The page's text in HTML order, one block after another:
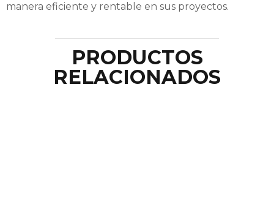
manera eficiente y rentable en sus proyectos.
PRODUCTOS
RELACIONADOS